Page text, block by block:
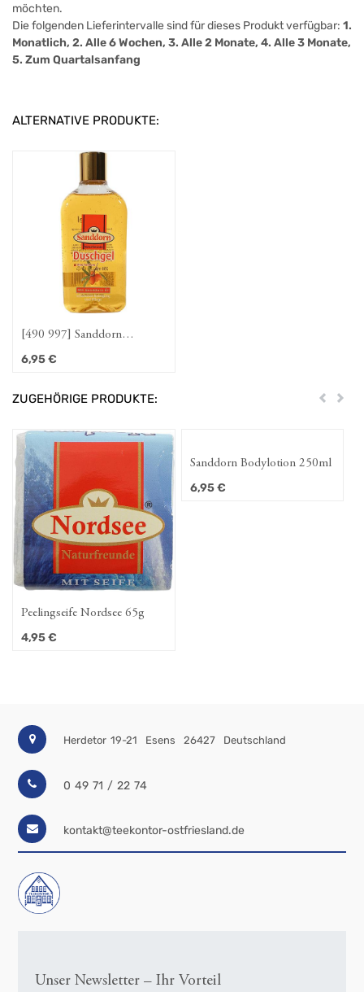
möchten.
Die folgenden Lieferintervalle sind für dieses Produkt verfügbar: 1.
Monatlich, 2. Alle 6 Wochen, 3. Alle 2 Monate, 4. Alle 3 Monate,
5. Zum Quartalsanfang
ALTERNATIVE PRODUKTE:
[490 997] Sanddorn
Duschgel 250ml
6,95€
ZUGEHÖRIGE PRODUKTE: Zurück
Peelingseife Nordsee 65g
4,95€
Sanddorn Bodylotion 250ml
6,95€
Herdetor 19-21 Esens 26427 Deutschland
0 49 71 / 22 74
kontakt@teekontor-ostfriesland.de
Unser Newsletter – Ihr Vorteil